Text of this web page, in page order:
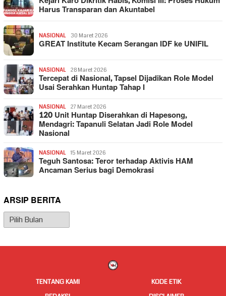
Harus Transparan dan Akuntabel
NASIONAL 30 Maret 2026
GREAT Institute Kecam Serangan IDF ke UNIFIL
NASIONAL 28 Maret 2026
Tercepat di Nasional, Tapsel Dijadikan Role Model
Usai Serahkan Huntap Tahap I
NASIONAL 27 Maret 2026
120 Unit Huntap Diserahkan di Hapesong,
Mendagri: Tapanuli Selatan Jadi Role Model
Nasional
NASIONAL 15 Maret 2026
Teguh Santosa: Teror terhadap Aktivis HAM
Ancaman Serius bagi Demokrasi
ARSIP BERITA
Arsip
Berita
TENTANG KAMI
KODE ETIK